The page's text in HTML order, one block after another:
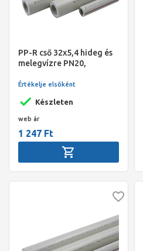
PP-R cső 32x5,4 hideg és
melegvízre PN20,
Készleten
Értékelje elsőként
web ár
1 247 Ft